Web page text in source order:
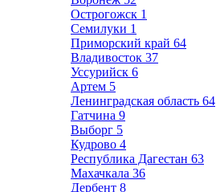
Острогожск 1
Семилуки 1
Приморский край 64
Владивосток 37
Уссурийск 6
Артем 5
Ленинградская область 64
Гатчина 9
Выборг 5
Кудрово 4
Республика Дагестан 63
Махачкала 36
Дербент 8